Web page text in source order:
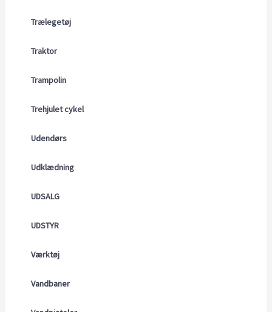
Trælegetøj
Traktor
Trampolin
Trehjulet cykel
Udendørs
Udklædning
UDSALG
UDSTYR
Værktøj
Vandbaner